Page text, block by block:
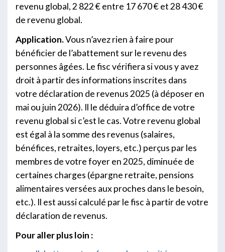
revenu global, 2 822 € entre 17 670 € et 28 430 €
de revenu global.
Application.Vous n’avez rien à faire pour
bénéficier de l’abattement sur le revenu des
personnes âgées. Le fisc vérifiera si vous y avez
droit à partir des informations inscrites dans
votre déclaration de revenus 2025 (à déposer en
mai ou juin 2026). Il le déduira d’office de votre
revenu global si c’est le cas. Votre revenu global
est égal à la somme des revenus (salaires,
bénéfices, retraites, loyers, etc.) perçus par les
membres de votre foyer en 2025, diminuée de
certaines charges (épargne retraite, pensions
alimentaires versées aux proches dans le besoin,
etc.). Il est aussi calculé par le fisc à partir de votre
déclaration de revenus.
Pour aller plus loin :